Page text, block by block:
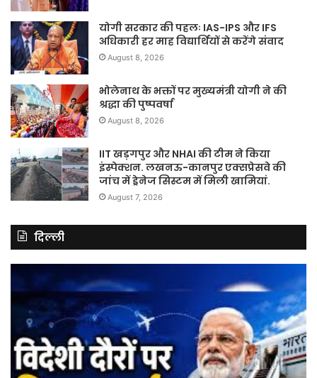
योगी सरकार की पहलः IAS-IPS और IFS
अधिकारी हर माह विद्यार्थियों से करेंगे संवाद
August 8, 2026
भोलेनाथ के भक्तों पर मुख्यमंत्री योगी ने की
श्रद्धा की पुष्पवर्षा
August 8, 2026
IIT खड़गपुर और NHAI की टीम ने किया
इंस्पेक्शन. लखनऊ-कानपुर एक्सप्रेसवे की
जांच में ड्रेनेज सिस्टम में मिली खामियां.
August 7, 2026
दिल्ली